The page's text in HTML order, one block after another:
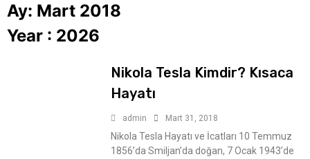
Ay: Mart 2018
Year : 2026
Nikola Tesla Kimdir? Kısaca
Hayatı
admin Mart 31, 2018
Nikola Tesla Hayatı ve İcatları 10 Temmuz
1856’da Smiljan’da doğan, 7 Ocak 1943’de